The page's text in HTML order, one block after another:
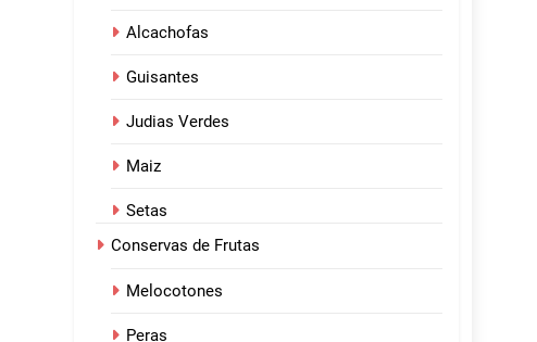
Alcachofas
Guisantes
Judias Verdes
Maiz
Setas
Conservas de Frutas
Melocotones
Peras